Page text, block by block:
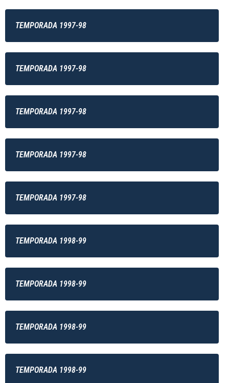
TEMPORADA 1997-98
TEMPORADA 1997-98
TEMPORADA 1997-98
TEMPORADA 1997-98
TEMPORADA 1997-98
TEMPORADA 1998-99
TEMPORADA 1998-99
TEMPORADA 1998-99
TEMPORADA 1998-99